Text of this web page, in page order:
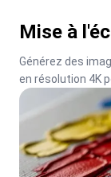
Mise à
Générez des
en résolution 4K